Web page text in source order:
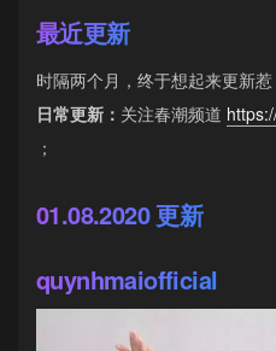
最近更新
时隔两个月，终于想起来更新惹
日常更新： 关注春潮频道
；
01.08.2020 更新
quynhmaiofficial